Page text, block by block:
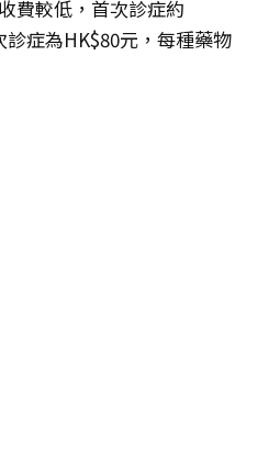
費較低，首次診症約
診症為HK$80元，每種藥物